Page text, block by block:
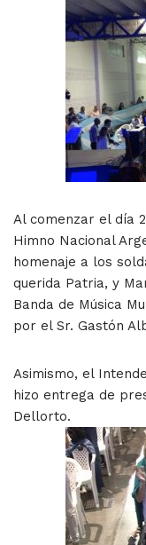
Al comenzar el día
Himno Nacional
homenaje a los
querida Patria, y
Banda de Música
por el Sr. Gastón
Asimismo, el
hizo entrega de
Dellorto.